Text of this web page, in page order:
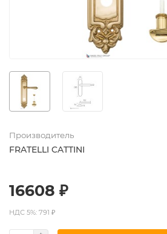
Производитель
FRATELLI CATTINI
16608 ₽
НДС 5%: 791 ₽